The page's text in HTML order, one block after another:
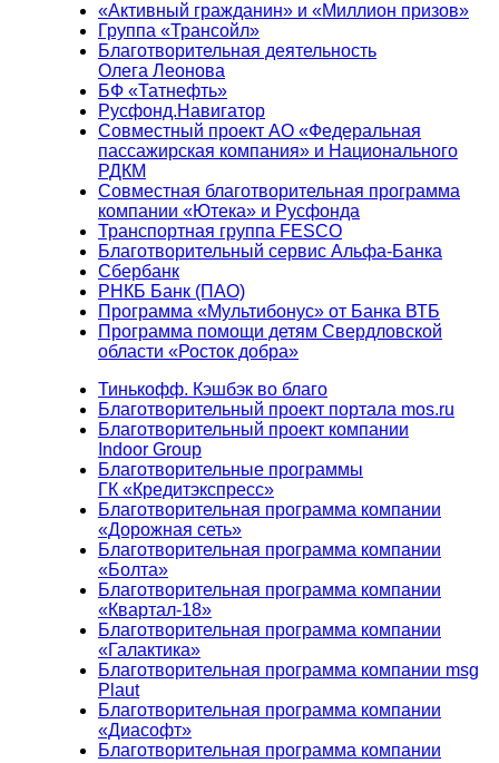
«Активный гражданин» и «Миллион призов»
Группа «Трансойл»
Благотворительная деятельность
Олега Леонова
БФ «Татнефть»
Русфонд.Навигатор
Совместный проект АО «Федеральная
пассажирская компания» и Национального
РДКМ
Совместная благотворительная программа
компании «Ютека» и Русфонда
Транспортная группа FESCO
Благотворительный сервис Альфа-Банка
Сбербанк
РНКБ Банк (ПАО)
Программа «Мультибонус» от Банка ВТБ
Программа помощи детям Свердловской
области «Росток добра»
Тинькофф. Кэшбэк во благо
Благотворительный проект портала mos.ru
Благотворительный проект компании
Indoor Group
Благотворительные программы
ГК «Кредитэкспресс»
Благотворительная программа компании
«Дорожная сеть»
Благотворительная программа компании
«Болта»
Благотворительная программа компании
«Квартал-18»
Благотворительная программа компании
«Галактика»
Благотворительная программа компании msg
Plaut
Благотворительная программа компании
«Диасофт»
Благотворительная программа компании